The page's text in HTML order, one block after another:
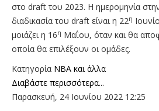
στο draft του 2023. H ημερομηνία
διαδικασία του draft είναι η 22η
μοιάζει η 16η Μαΐου, όταν και θα
οποία θα επιλέξουν οι ομάδες.
Κατηγορία NBA και άλλα
Διαβάστε περισσότερα...
Παρασκευή, 24 Ιουνίου 2022 12:25